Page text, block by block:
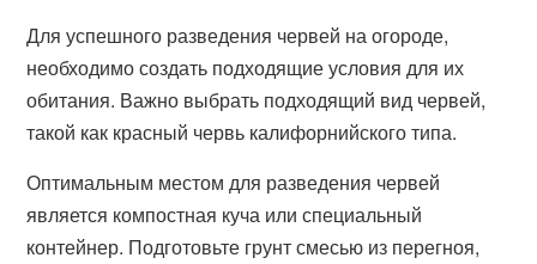
Для успешного разведения червей на огороде,
необходимо создать подходящие условия для их
обитания. Важно выбрать подходящий вид червей,
такой как красный червь калифорнийского типа.
Оптимальным местом для разведения червей
является компостная куча или специальный
контейнер. Подготовьте грунт смесью из перегноя,